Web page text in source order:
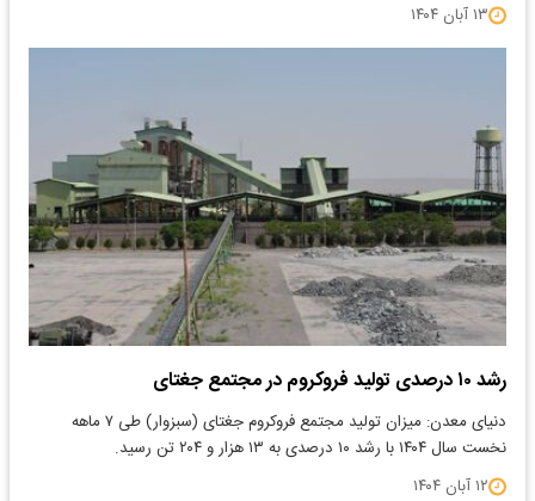
۱۳ آبان ۱۴۰۴
رشد ۱۰ درصدی تولید فروکروم در مجتمع جغتای
دنیای معدن: میزان تولید مجتمع فروکروم جغتای (سبزوار) طی ۷ ماهه
نخست سال ۱۴۰۴ با رشد ۱۰ درصدی به ۱۳ هزار و ۲۰۴ تن رسید.
۱۲ آبان ۱۴۰۴